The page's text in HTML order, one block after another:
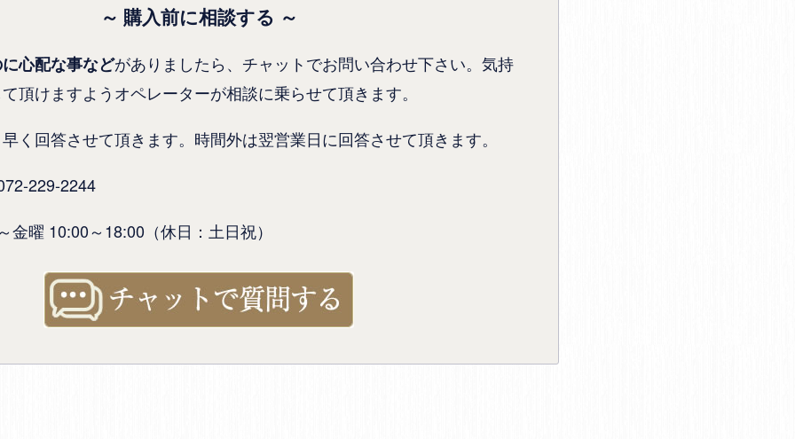
～ 購入前に相談する ～
心配な事などがありましたら、チャットでお問い合わせ下さい。気持
頂けますようオペレーターが相談に乗らせて頂きます。
く回答させて頂きます。時間外は翌営業日に回答させて頂きます。
229-2244
金曜 10:00～18:00（休日：土日祝）